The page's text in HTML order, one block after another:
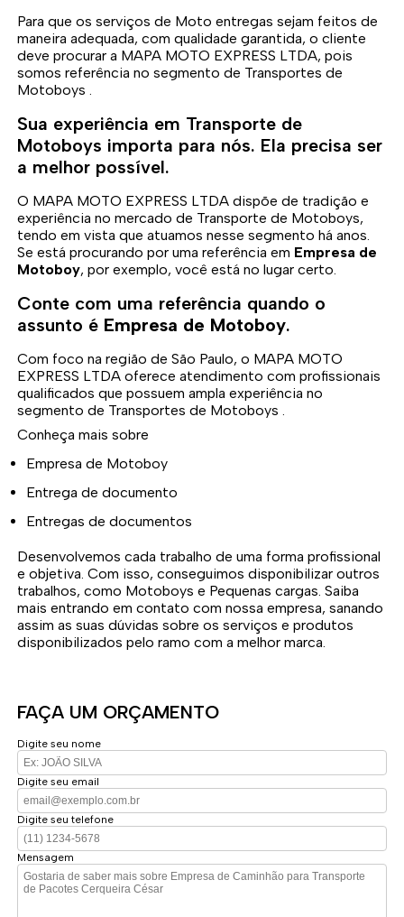
Para que os serviços de Moto entregas sejam feitos de
maneira adequada, com qualidade garantida, o cliente
deve procurar a MAPA MOTO EXPRESS LTDA, pois
somos referência no segmento de Transportes de
Motoboys .
Sua experiência em Transporte de
Motoboys importa para nós. Ela precisa ser
a melhor possível.
O MAPA MOTO EXPRESS LTDA dispõe de tradição e
experiência no mercado de Transporte de Motoboys,
tendo em vista que atuamos nesse segmento há anos.
Se está procurando por uma referência em Empresa de
Motoboy, por exemplo, você está no lugar certo.
Conte com uma referência quando o
assunto é Empresa de Motoboy.
Com foco na região de São Paulo, o MAPA MOTO
EXPRESS LTDA oferece atendimento com profissionais
qualificados que possuem ampla experiência no
segmento de Transportes de Motoboys .
Conheça mais sobre
Empresa de Motoboy
Entrega de documento
Entregas de documentos
Desenvolvemos cada trabalho de uma forma profissional
e objetiva. Com isso, conseguimos disponibilizar outros
trabalhos, como Motoboys e Pequenas cargas. Saiba
mais entrando em contato com nossa empresa, sanando
assim as suas dúvidas sobre os serviços e produtos
disponibilizados pelo ramo com a melhor marca.
FAÇA UM ORÇAMENTO
Digite seu nome
Digite seu email
Digite seu telefone
Mensagem